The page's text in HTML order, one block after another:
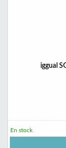
iggual
En stock